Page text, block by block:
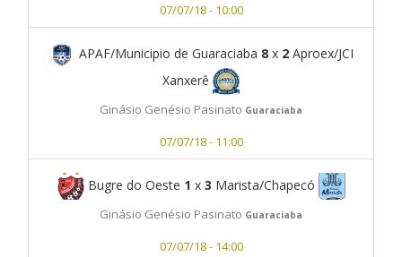
07/07/18 - 10:00
APAF/Municipio de Guaraciaba 8 x 2 Aproex/JCI
Xanxerê
Ginásio Genésio Pasinato Guaraciaba
07/07/18 - 11:00
Bugre do Oeste 1 x 3 Marista/Chapecó
Ginásio Genésio Pasinato Guaraciaba
07/07/18 - 14:00